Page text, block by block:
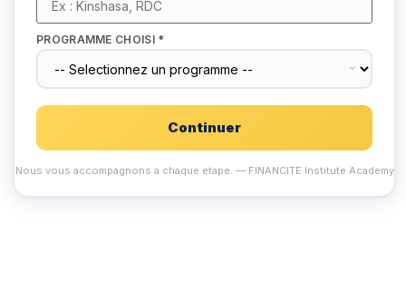
PROGRAMME CHOISI *
Continuer
Nous vous accompagnons a chaque etape. — FINANCITE Institute Academy